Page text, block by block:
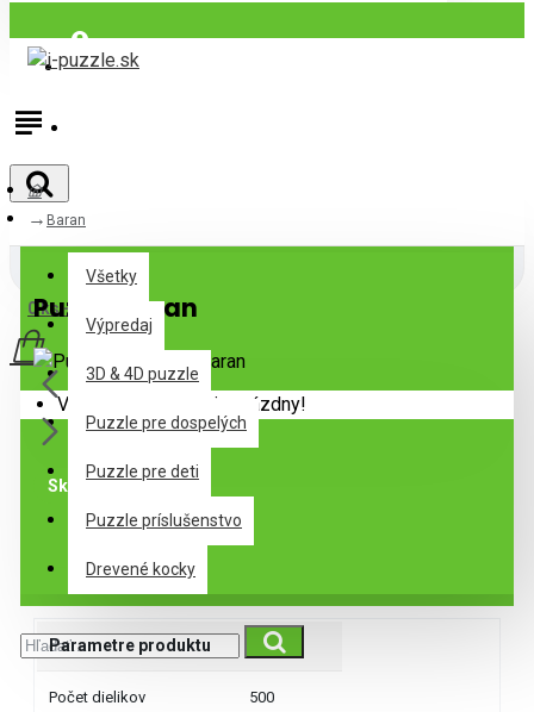
Prihlásiť
Všetky
Všetky
Výpredaj
3D & 4D puzzle
Puzzle pre dospelých
Puzzle pre deti
Puzzle príslušenstvo
Drevené kocky
0 ks - 0,00€
Váš nákupný košík je prázdny!
Baran
Puzzle Baran
Skladom
Špecifikácie
Parametre produktu
Počet dielikov 500